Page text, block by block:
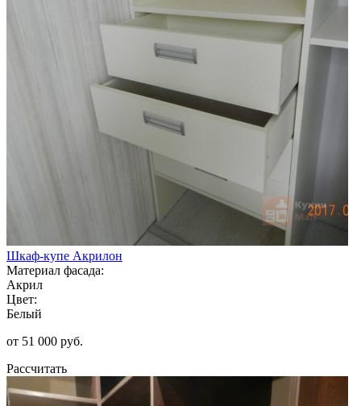
Шкаф-купе Акрилон
Материал фасада:
Акрил
Цвет:
Белый
от 51 000 руб.
Рассчитать